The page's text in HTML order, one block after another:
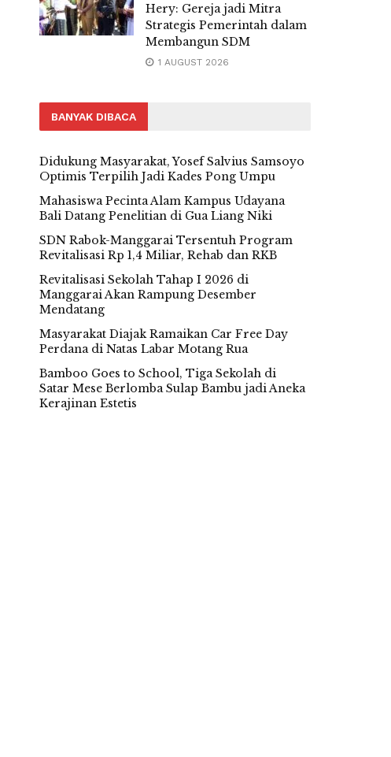
Hery: Gereja jadi Mitra
Strategis Pemerintah dalam
Membangun SDM
1 AUGUST 2026
BANYAK DIBACA
Didukung Masyarakat, Yosef Salvius Samsoyo
Optimis Terpilih Jadi Kades Pong Umpu
Mahasiswa Pecinta Alam Kampus Udayana
Bali Datang Penelitian di Gua Liang Niki
SDN Rabok-Manggarai Tersentuh Program
Revitalisasi Rp 1,4 Miliar, Rehab dan RKB
Revitalisasi Sekolah Tahap I 2026 di
Manggarai Akan Rampung Desember
Mendatang
Masyarakat Diajak Ramaikan Car Free Day
Perdana di Natas Labar Motang Rua
Bamboo Goes to School, Tiga Sekolah di
Satar Mese Berlomba Sulap Bambu jadi Aneka
Kerajinan Estetis